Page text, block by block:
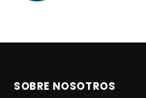
SOBRE NOSOTROS